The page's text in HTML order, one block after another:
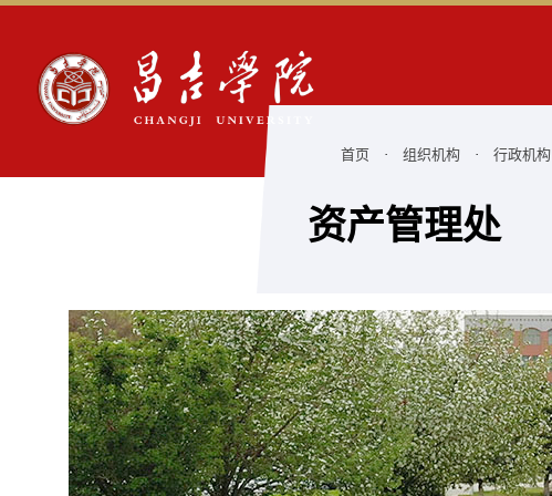
首页 ·组织机构 ·行政机构
资产管理处